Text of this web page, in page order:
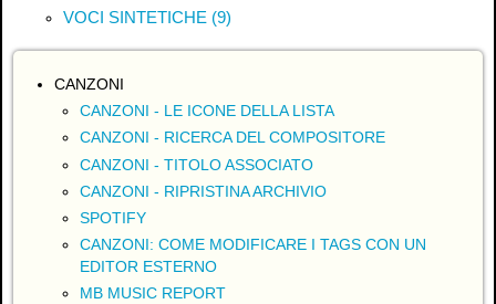
VOCI SINTETICHE (9)
CANZONI
CANZONI - LE ICONE DELLA LISTA
CANZONI - RICERCA DEL COMPOSITORE
CANZONI - TITOLO ASSOCIATO
CANZONI - RIPRISTINA ARCHIVIO
SPOTIFY
CANZONI: COME MODIFICARE I TAGS CON UN
EDITOR ESTERNO
MB MUSIC REPORT